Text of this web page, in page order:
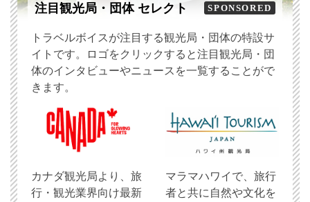
注目観光局・団体 セレクト SPONSORED
トラベルボイスが注目する観光局・団体の特設サ
イトです。ロゴをクリックすると注目観光局・団
体のインタビューやニュースを一覧することがで
きます。
​カナダ観光局より、旅
行・観光業界向け最新
マラマハワイで、旅行
者と共に自然や文化を